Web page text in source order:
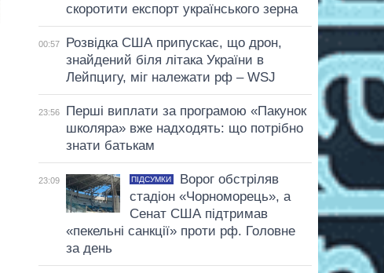
скоротити експорт українського зерна
00:57
Розвідка США припускає, що дрон,
знайдений біля літака України в
Лейпцигу, міг належати рф – WSJ
23:56
Перші виплати за програмою «Пакунок
школяра» вже надходять: що потрібно
знати батькам
23:09 ПІДСУМКИ
Ворог обстріляв
стадіон «Чорноморець», а
Сенат США підтримав
«пекельні санкції» проти рф. Головне
за день